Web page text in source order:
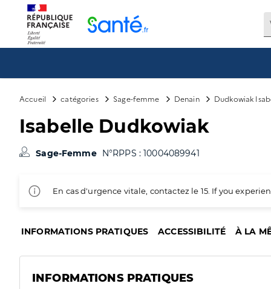
Accueil catégories Sage-femme Denain Dudkowiak
Isabelle Dudkowiak
Sage-Femme N°RPPS : 10004089941
En cas d'urgence vitale, contactez le 15. If you
INFORMATIONS PRATIQUES ACCESSIBILITÉ À LA
INFORMATIONS PRATIQUES
Panneau de gestion des cookies